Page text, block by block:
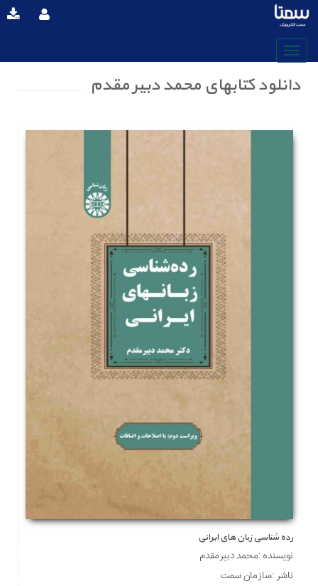
دانلود کتابهای محمد دبیر مقدم
رده شناسی زبان های ایرانی
نویسنده :محمد دبیرمقدم
ناشر :سازمان سمت